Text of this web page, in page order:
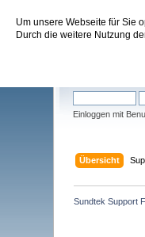
Um unsere Webseite für Sie
Durch die weitere Nutzung
Sundtek
Einloggen mit
Übersicht
Sundtek Support